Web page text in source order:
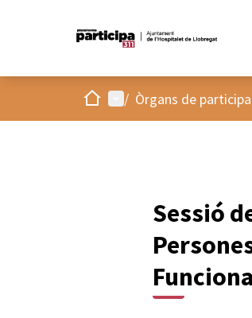
Inici Menú principal
/ Òrgans de
Sessió